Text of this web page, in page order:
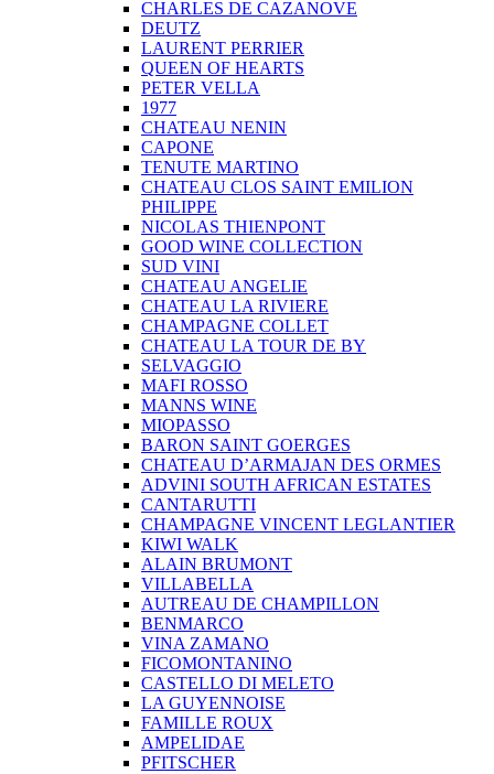
CHARLES DE CAZANOVE
DEUTZ
LAURENT PERRIER
QUEEN OF HEARTS
PETER VELLA
1977
CHATEAU NENIN
CAPONE
TENUTE MARTINO
CHATEAU CLOS SAINT EMILION
PHILIPPE
NICOLAS THIENPONT
GOOD WINE COLLECTION
SUD VINI
CHATEAU ANGELIE
CHATEAU LA RIVIERE
CHAMPAGNE COLLET
CHATEAU LA TOUR DE BY
SELVAGGIO
MAFI ROSSO
MANNS WINE
MIOPASSO
BARON SAINT GOERGES
CHATEAU D’ARMAJAN DES ORMES
ADVINI SOUTH AFRICAN ESTATES
CANTARUTTI
CHAMPAGNE VINCENT LEGLANTIER
KIWI WALK
ALAIN BRUMONT
VILLABELLA
AUTREAU DE CHAMPILLON
BENMARCO
VINA ZAMANO
FICOMONTANINO
CASTELLO DI MELETO
LA GUYENNOISE
FAMILLE ROUX
AMPELIDAE
PFITSCHER